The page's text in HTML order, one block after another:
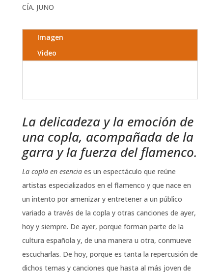
CÍA. JUNO
Imagen
Video
La delicadeza y la emoción de
una copla, acompañada de la
garra y la fuerza del flamenco.
La copla en esenciaes un espectáculo que reúne
artistas especializados en el flamenco y que nace en
un intento por amenizar y entretener a un público
variado a través de la copla y otras canciones de ayer,
hoy y siempre. De ayer, porque forman parte de la
cultura española y, de una manera u otra, conmueve
escucharlas. De hoy, porque es tanta la repercusión de
dichos temas y canciones que hasta al más joven de